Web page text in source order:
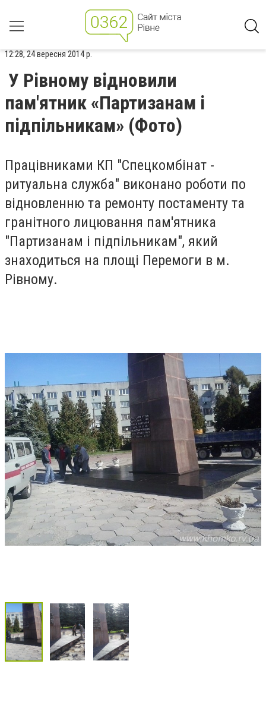
12:28, 24 вересня 2014 р.
У Рівному відновили
пам'ятник «Партизанам і
підпільникам» (Фото)
Працівниками КП "Спецкомбінат -
ритуальна служба" виконано роботи по
відновленню та ремонту постаменту та
гранітного лицювання пам'ятника
"Партизанам і підпільникам", який
знаходиться на площі Перемоги в м.
Рівному.